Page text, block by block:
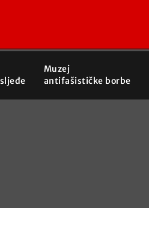
Muzej
antifašističke borbe